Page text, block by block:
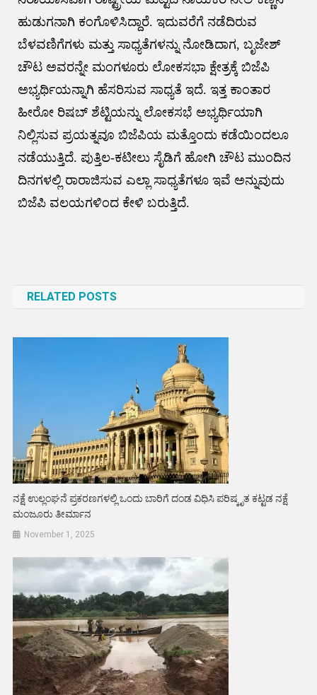
ಹುಡುಗನಾಗಿ ಕಂಗೊಳಿಸಿದ್ದಾರೆ. ಇದುವರೆಗೆ ನಡೆದಿರುವ
ಬೆಳವಣಿಗೆಗಳು ಮತ್ತು ಸಾಧ್ಯತೆಗಳನ್ನು ನೋಡಿದಾಗ, ಬೃಜೇಶ್
ಚೌಟ ಅವರನ್ನೇ ಮಂಗಳೂರು ಲೋಕಸಭಾ ಕ್ಷೇತ್ರಕ್ಕೆ ಬಿಜೆಪಿ
ಅಭ್ಯರ್ಥಿಯನ್ನಾಗಿ ಹೆಸರಿಸುವ ಸಾಧ್ಯತೆ ಇದೆ. ಇತ್ತ ಕಾಂತಾರ
ಹೀರೋ ರಿಷಬ್ ಶೆಟ್ಟಿಯನ್ನು ಲೋಕಸಭೆ ಅಭ್ಯರ್ಥಿಯಾಗಿ
ನಿಲ್ಲಿಸುವ ಪ್ರಯತ್ನವೂ ಬಿಜೆಪಿಯ ಮತ್ತೊಂದು ಕಡೆಯಿಂದಲೂ
ನಡೆಯುತ್ತಿದೆ. ಪುತ್ತಿಲ-ಕಟೀಲು ಸೈಡಿಗೆ ಹೋಗಿ ಚೌಟ ಮುಂದಿನ
ದಿನಗಳಲ್ಲಿ ರಾರಾಜಿಸುವ ಎಲ್ಲಾ ಸಾಧ್ಯತೆಗಳೂ ಇವೆ ಅನ್ನುವುದು
ಬಿಜೆಪಿ ವಲಯಗಳಿಂದ ಕೇಳಿ ಬರುತ್ತಿದೆ.
RELATED POSTS
ನಕ್ಷೆ ಉಲ್ಲಂಘನೆ ಪ್ರಕರಣಗಳಲ್ಲಿ ಒಂದು ಬಾರಿಗೆ ದಂಡ ವಿಧಿಸಿ ಪರಿಷ್ಕೃತ ಕಟ್ಟಡ ನಕ್ಷೆ
ಮಂಜೂರು ತೀರ್ಮಾನ
November 1, 2025